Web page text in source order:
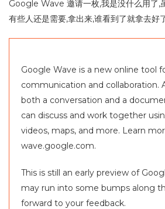
Google Wave 邀请一枚,我是没什么用了,
有些人还是需要,拿出来,谁看到了就拿去好
Google Wave is a new online tool
communication and collaboration.
both a conversation and a
can discuss and work together
videos, maps, and more. Learn
wave.google.com.
This is still an early preview of
may run into some bumps along
forward to your feedback.